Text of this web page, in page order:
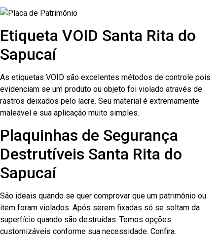
Etiqueta VOID Santa Rita do
Sapucaí
As etiquetas VOID são excelentes métodos de controle pois
evidenciam se um produto ou objeto foi violado através de
rastros deixados pelo lacre. Seu material é extremamente
maleável e sua aplicação muito simples.
Plaquinhas de Segurança
Destrutíveis Santa Rita do
Sapucaí
São ideais quando se quer comprovar que um patrimônio ou
item foram violados. Após serem fixadas só se soltam da
superfície quando são destruídas. Temos opções
customizáveis conforme sua necessidade. Confira.